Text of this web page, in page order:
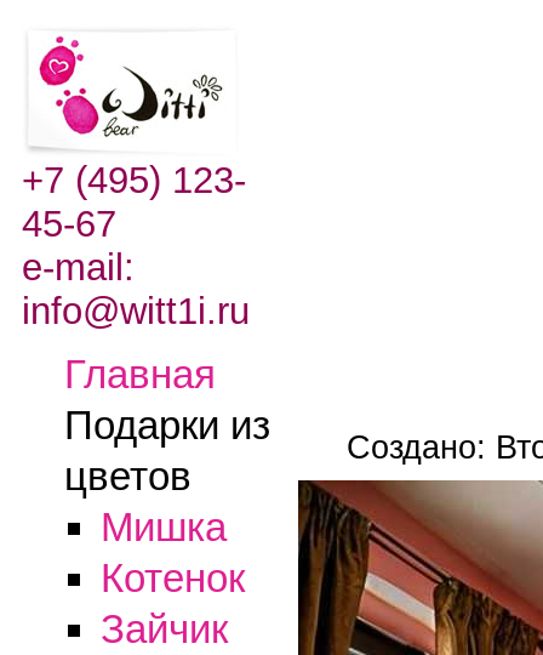
+7 (495) 123-
45-67
e-mail:
info@witt1i.ru
Главная
Подарки из
цветов
Мишка
Котенок
Зайчик
Создано: